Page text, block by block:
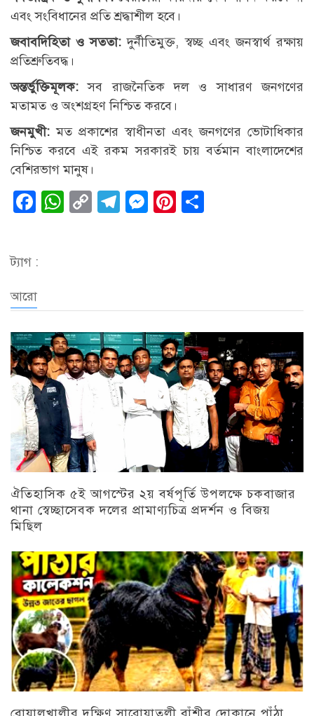
এবং সংবিধানের প্রতি শ্রদ্ধাশীল হবে।
জবাবদিহিতা ও সততা: দুর্নীতিমুক্ত, স্বচ্ছ এবং জনস্বার্থ রক্ষায়
প্রতিশ্রুতিবদ্ধ।
অন্তর্ভুক্তিমূলক: সব রাজনৈতিক দল ও সাধারণ জনগণের
মতামত ও অংশগ্রহণ নিশ্চিত করবে।
জনমুখী: মত প্রকাশের স্বাধীনতা এবং জনগণের ভোটাধিকার
নিশ্চিত করবে এই রকম সরকারই চায় বর্তমান বাংলাদেশের
বেশিরভাগ মানুষ।
Facebook
WhatsApp
CopyTelegram
Messenger
Pinterest
ট্যাগ :
আরো
ঐতিহাসিক ৫ই আগস্টের ২য় বর্ষপূর্তি উপলক্ষে চকবাজার
থানা স্বেচ্ছাসেবক দলের প্রামাণ্যচিত্র প্রদর্শন ও বিজয়
মিছিল